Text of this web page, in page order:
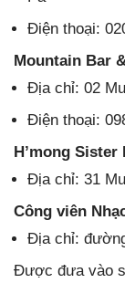
Điện thoại:
Mountain Bar
Địa chỉ: 02
Điện thoại:
H’mong Sister
Địa chỉ: 31
Công viên
Địa chỉ:
Được đưa vào